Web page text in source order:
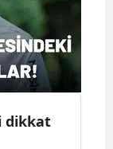
dikkat